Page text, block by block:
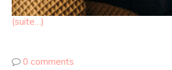
(suite…)
0 comments